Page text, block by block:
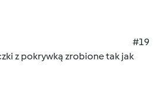
#19
z pokrywką zrobione tak jak